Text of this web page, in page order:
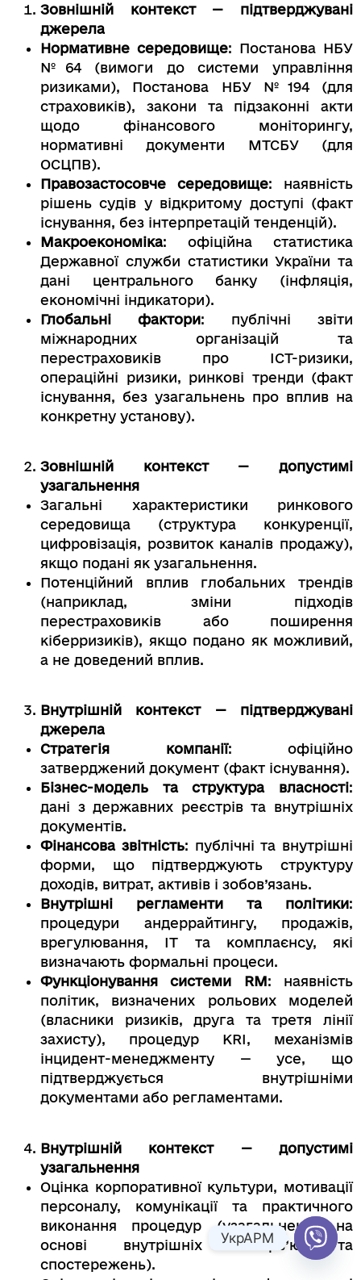
Зовнішній контекст — підтверджувані
джерела
Нормативне середовище: Постанова НБУ
№64 (вимоги до системи управління
ризиками), Постанова НБУ №194 (для
страховиків), закони та підзаконні акти
щодо фінансового моніторингу,
нормативні документи МТСБУ (для
ОСЦПВ).
Правозастосовче середовище: наявність
рішень судів у відкритому доступі (факт
існування, без інтерпретацій тенденцій).
Макроекономіка: офіційна статистика
Державної служби статистики України та
дані центрального банку (інфляція,
економічні індикатори).
Глобальні фактори: публічні звіти
міжнародних організацій та
перестраховиків про ICT-ризики,
операційні ризики, ринкові тренди (факт
існування, без узагальнень про вплив на
конкретну установу).
Зовнішній контекст — допустимі
узагальнення
Загальні характеристики ринкового
середовища (структура конкуренції,
цифровізація, розвиток каналів продажу),
якщо подані як узагальнення.
Потенційний вплив глобальних трендів
(наприклад, зміни підходів
перестраховиків або поширення
кіберризиків), якщо подано як можливий,
а не доведений вплив.
Внутрішній контекст — підтверджувані
джерела
Стратегія компанії: офіційно
затверджений документ (факт існування).
Бізнес-модель та структура власності:
дані з державних реєстрів та внутрішніх
документів.
Фінансова звітність: публічні та внутрішні
форми, що підтверджують структуру
доходів, витрат, активів і зобов’язань.
Внутрішні регламенти та політики:
процедури андеррайтингу, продажів,
врегулювання, ІТ та комплаєнсу, які
визначають формальні процеси.
Функціонування системи RM: наявність
політик, визначених рольових моделей
(власники ризиків, друга та третя лінії
захисту), процедур KRI, механізмів
інцидент-менеджменту — усе, що
підтверджується внутрішніми
документами або регламентами.
Внутрішній контекст — допустимі
узагальнення
Оцінка корпоративної культури, мотивації
персоналу, комунікації та практичного
виконання процедур (узагальнення на
основі внутрішніх інтерв’ю та
спостережень).
УкрАРМ